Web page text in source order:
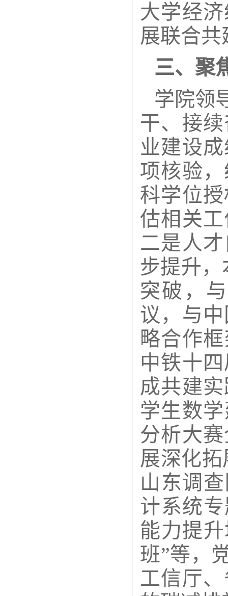
大学经
展联合
三、聚
学院领
干、接
业建设
项核验
科学位
估相关
二是人
步提升
突破，
议，与
略合作
中铁十
成共建
学生数
分析大
展深化
山东调
计系统
能力提
班”等，
工信厅